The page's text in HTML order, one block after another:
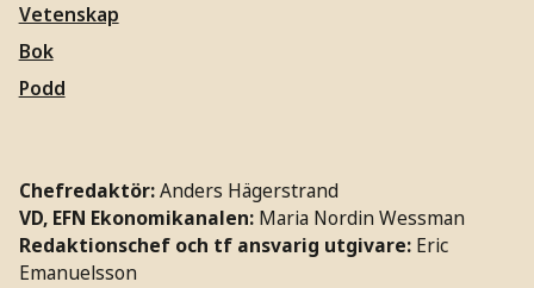
Vetenskap
Bok
Podd
Chefredaktör:Anders Hägerstrand
VD, EFN Ekonomikanalen: Maria Nordin Wessman
Redaktionschef och tf ansvarig utgivare: Eric
Emanuelsson